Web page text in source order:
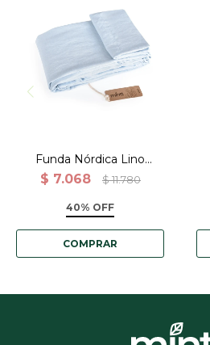
Funda nórdica 165gr lino
lavado y algodón percale
200X220, Celeste
Funda Nórdica Lino
Algodón Percal 165grs
Celeste
$ 7.068 $ 11.780
40% OFF